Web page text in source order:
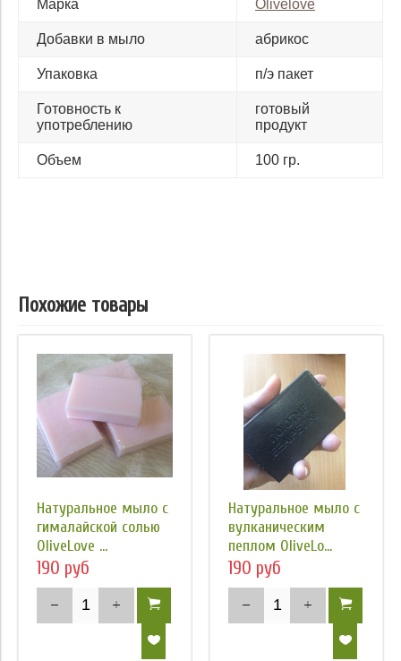
Марка Olivelove
Добавки в мыло абрикос
Упаковка п/э пакет
Готовность к
употреблению
готовый
продукт
Объем 100 гр.
Похожие товары
Натуральное мыло с
гималайской солью
OliveLove ...
190 руб
Натуральное мыло с
вулканическим
пеплом OliveLo...
190 руб